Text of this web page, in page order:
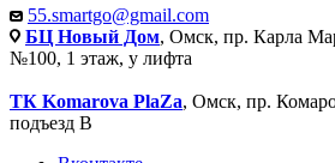
55.smartgo@gmail.com
БЦ Новый Дом, Омск, пр. Карла
№100, 1 этаж, у лифта
ТК Komarova PlaZa, Омск, пр.
подъезд В